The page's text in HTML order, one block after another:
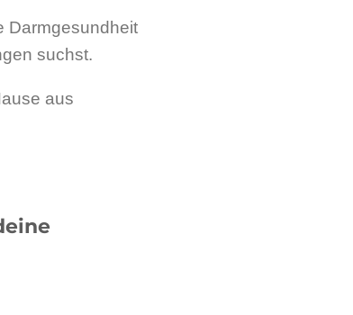
Darmgesundheit
suchst.
aus